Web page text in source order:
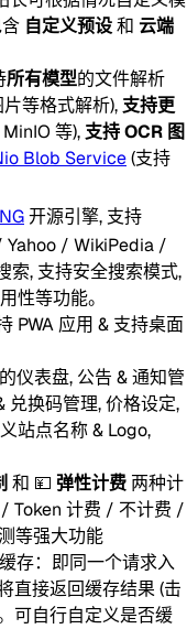
自定义预设和 云端
所有模型的文件解析
等格式解析),支持更
等),支持 OCR 图
Blob Service(支持
开源引擎, 支持
/ WikiPedia /
, 支持安全搜索模式,
性等功能。
PWA 应用 & 支持桌面
仪表盘, 公告 & 通知管
兑换码管理, 价格设定,
站点名称 & Logo,
和 💴 弹性计费 两种计
Token 计费 / 不计费 /
等强大功能
存：即同一个请求入
直接返回缓存结果 (击
可自行自定义是否缓